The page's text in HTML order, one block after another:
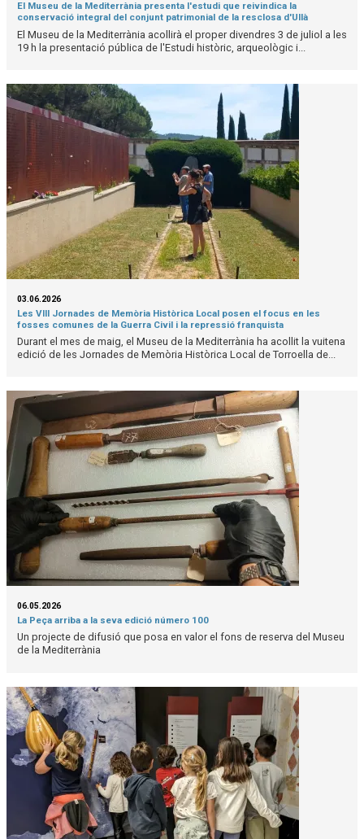
El Museu de la Mediterrània presenta l'estudi que reivindica la
conservació integral del conjunt patrimonial de la resclosa d'Ullà
El Museu de la Mediterrània acollirà el proper divendres 3 de juliol a les
19 h la presentació pública de l'Estudi històric, arqueològic i...
03.06.2026
Les VIII Jornades de Memòria Històrica Local posen el focus en les
fosses comunes de la Guerra Civil i la repressió franquista
Durant el mes de maig, el Museu de la Mediterrània ha acollit la vuitena
edició de les Jornades de Memòria Històrica Local de Torroella de...
06.05.2026
La Peça arriba a la seva edició número 100
Un projecte de difusió que posa en valor el fons de reserva del Museu
de la Mediterrània